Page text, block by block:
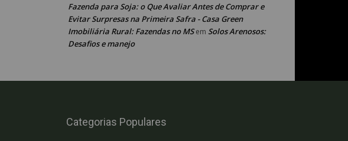
Fazenda para Soja: o Que Avaliar Antes de Comprar e
Evitar Surpresas na Primeira Safra - Casa Green
Imobiliária Rural: Fazendas no MSem Solos Arenosos:
Desafios e manejo
Categorias Populares